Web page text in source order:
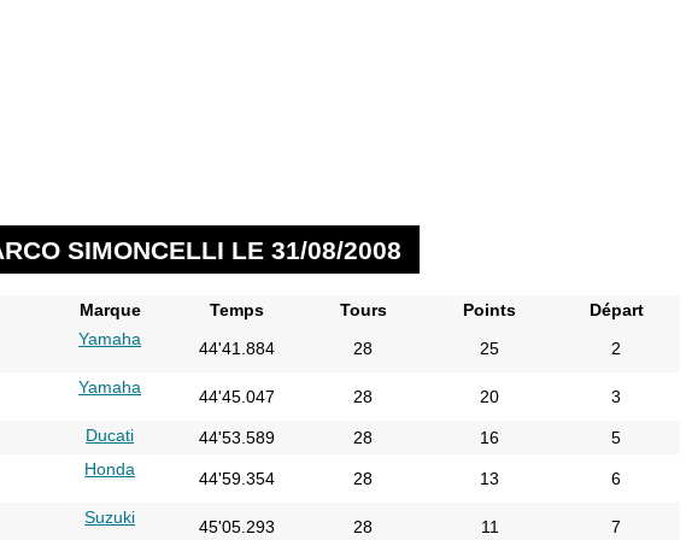
SIMONCELLI LE 31/08/2008
Marque Temps Tours Points
Départ
Yamaha 44'41.884 28 25 2
Yamaha 44'45.047 28 20 3
Ducati 44'53.589 28 16 5
Honda 44'59.354 28 13 6
Suzuki 45'05.293 28 11 7